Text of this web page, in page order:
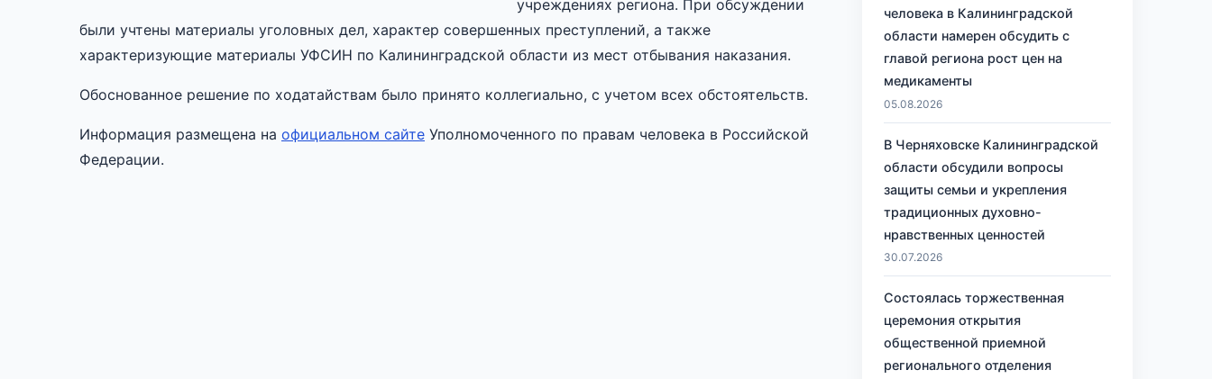
учреждениях региона. При обсуждении
были учтены материалы уголовных дел, характер совершенных преступлений, а также
характеризующие материалы УФСИН по Калининградской области из мест отбывания наказания.
Обоснованное решение по ходатайствам было принято коллегиально, с учетом всех обстоятельств.
Информация размещена на официальном сайте Уполномоченного по правам человека в Российской
Федерации.
человека в Калининградской
области намерен обсудить с
главой региона рост цен на
медикаменты
05.08.2026
В Черняховске Калининградской
области обсудили вопросы
защиты семьи и укрепления
традиционных духовно-
нравственных ценностей
30.07.2026
Состоялась торжественная
церемония открытия
общественной приемной
регионального отделения